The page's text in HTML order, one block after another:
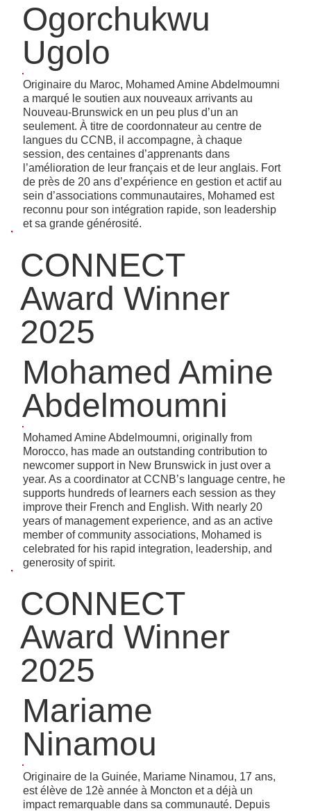
Ogorchukwu
Ugolo
Originaire du Maroc, Mohamed Amine Abdelmoumni
a marqué le soutien aux nouveaux arrivants au
Nouveau-Brunswick en un peu plus d’un an
seulement. À titre de coordonnateur au centre de
langues du CCNB, il accompagne, à chaque
session, des centaines d’apprenants dans
l’amélioration de leur français et de leur anglais. Fort
de près de 20 ans d’expérience en gestion et actif au
sein d’associations communautaires, Mohamed est
reconnu pour son intégration rapide, son leadership
et sa grande générosité.
CONNECT
Award Winner
2025
Mohamed Amine
Abdelmoumni
Mohamed Amine Abdelmoumni, originally from
Morocco, has made an outstanding contribution to
newcomer support in New Brunswick in just over a
year. As a coordinator at CCNB’s language centre, he
supports hundreds of learners each session as they
improve their French and English. With nearly 20
years of management experience, and as an active
member of community associations, Mohamed is
celebrated for his rapid integration, leadership, and
generosity of spirit.
CONNECT
Award Winner
2025
Mariame
Ninamou
Originaire de la Guinée, Mariame Ninamou, 17 ans,
est élève de 12è année à Moncton et a déjà un
impact remarquable dans sa communauté. Depuis